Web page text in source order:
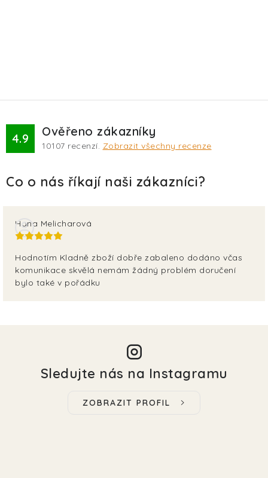
4.9 Ověřeno zákazníky
10107 recenzí. Zobrazit všechny recenze
Hana Melicharová
Hodnotím Kladně zboží dobře zabaleno dodáno včas
komunikace skvělá nemám žádný problém doručení
bylo také v pořádku
Sledujte nás na Instagramu
ZOBRAZIT PROFIL